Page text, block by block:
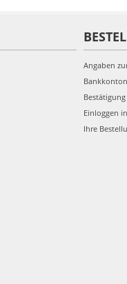
Angaben
Einloggen
Ihre